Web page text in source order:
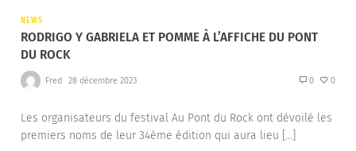
NEWS
RODRIGO Y GABRIELA ET POMME À L’AFFICHE DU PONT
DU ROCK
Fred 28 décembre 2023 0 0
Les organisateurs du festival Au Pont du Rock ont dévoilé les
premiers noms de leur 34ème édition qui aura lieu […]